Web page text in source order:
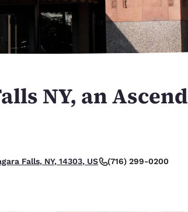
English
France
English
NY, an Ascend
Falls, NY, 14303, US (716) 299-0200